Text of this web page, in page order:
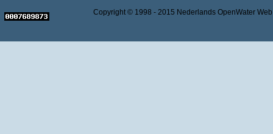
Copyright © 1998 - 2015 Nederlands OpenWater